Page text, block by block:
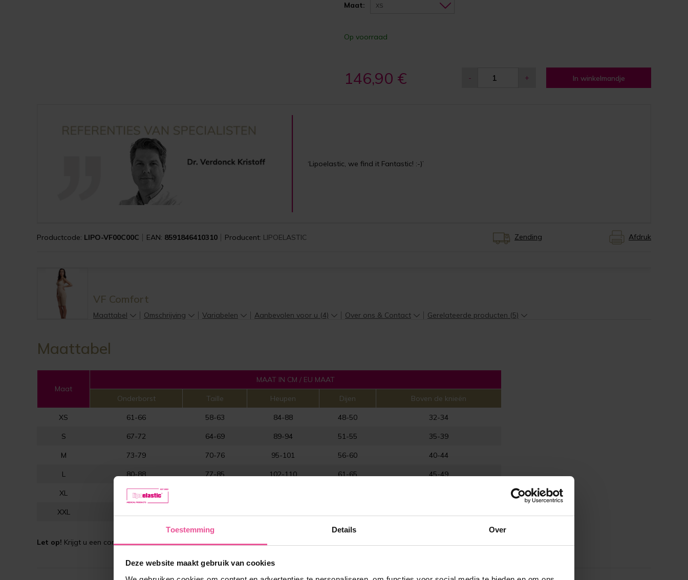
Toestemming Details Over
Deze website maakt gebruik van cookies
Maat: XS
Op voorraad
146,90 € - + In winkelmandje
‘Lipoelastic, we find it Fantastic! :-)’
Productcode: LIPO-VF00C00C EAN: 8591846410310 Producent: LIPOELASTIC Zending Afdruk
VF Comfort
Maattabel Omschrijving Variabelen Aanbevolen voor u (4) Over ons & Contact Gerelateerde producten (5)
Maattabel
Maat
MAAT IN CM / EU MAAT
Onderborst Taille Heupen Dijen Boven de knieën
XS 61-66 58-63 84-88 48-50 32-34
S 67-72 64-69 89-94 51-55 35-39
M 73-79 70-76 95-101 56-60 40-44
L 80-88 77-85 102-110 61-65 45-49
XL 89-97
XXL
Let op! Krijgt u een correctie? Raadpleeg altijd eerst uw arts voor de juiste maat.